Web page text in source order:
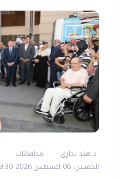
د.هند بدارى
محافظات
الخميس، 06 اغسطس 2026 09:30 م